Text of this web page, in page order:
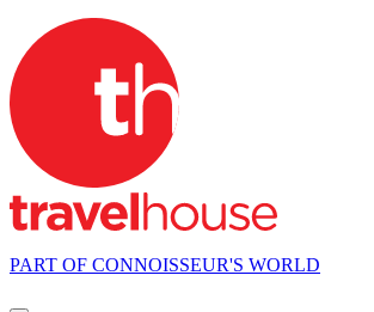
PART OF CONNOISSEUR'S WORLD